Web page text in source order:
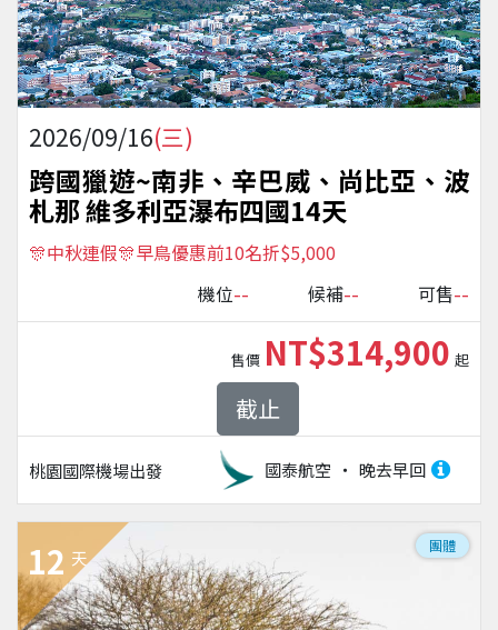
2026/09/16(三)
跨國獵遊~南非、辛巴威、尚比亞、波
札那 維多利亞瀑布四國14天
🎊中秋連假🎊早鳥優惠前10名折$5,000
機位-- 候補-- 可售--
桃園國際機場出發 國泰航空 晚去早回
售價 NT$314,900 起
截止
12 天
團體